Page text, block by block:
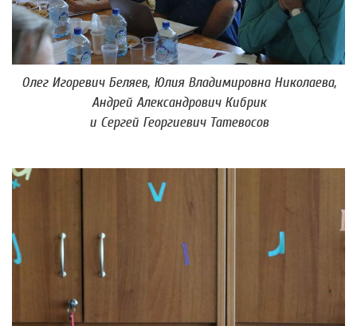
Олег Игоревич Беляев, Юлия Владимировна Николаева,
Андрей Александрович Кибрик
и Сергей Георгиевич Татевосов